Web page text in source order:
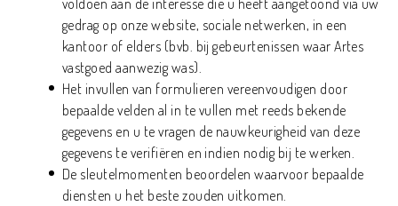
voldoen aan de interesse die u heeft aangetoond via uw
gedrag op onze website, sociale netwerken, in een
kantoor of elders (bvb. bij gebeurtenissen waar Artes
vastgoed aanwezig was).
Het invullen van formulieren vereenvoudigen door
bepaalde velden al in te vullen met reeds bekende
gegevens en u te vragen de nauwkeurigheid van deze
gegevens te verifiëren en indien nodig bij te werken.
De sleutelmomenten beoordelen waarvoor bepaalde
diensten u het beste zouden uitkomen.